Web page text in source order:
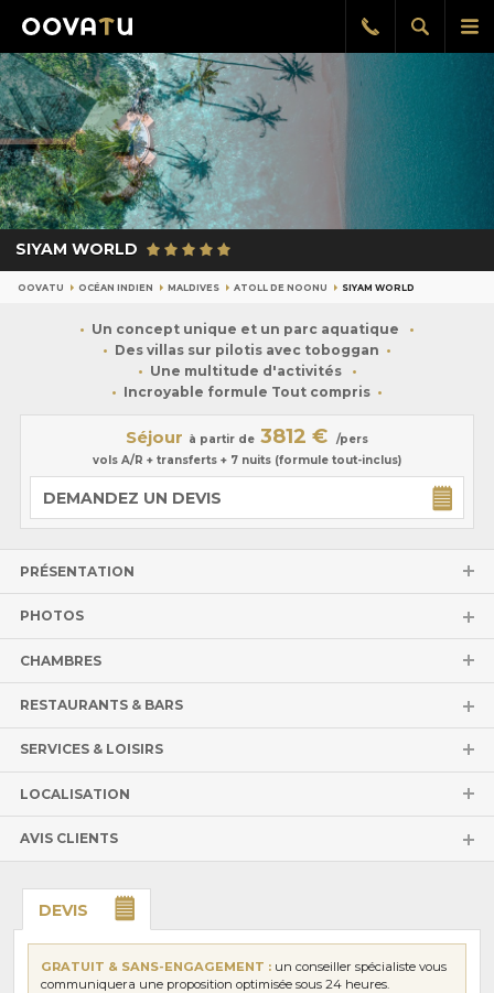
le
Afficher
la
Rappel
gratuit
SIYAM WORLD
OOVATU OCÉAN INDIEN MALDIVES ATOLL DE NOONU SIYAM WORLD
Un concept unique et un parc aquatique
Des villas sur pilotis avec toboggan
Une multitude d'activités
Incroyable formule Tout compris
Séjour à partir de 3812 €
/pers
vols A/R + transferts + 7 nuits (formule tout-inclus)
DEMANDEZ UN DEVIS
PRÉSENTATION
PHOTOS
CHAMBRES
RESTAURANTS & BARS
SERVICES & LOISIRS
LOCALISATION
AVIS CLIENTS
DEVIS
GRATUIT & SANS-ENGAGEMENT : un conseiller spécialiste vous
communiquera une proposition optimisée sous 24 heures.